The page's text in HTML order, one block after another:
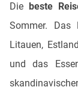
Diebeste
Sommer. Das
Litauen,
und das